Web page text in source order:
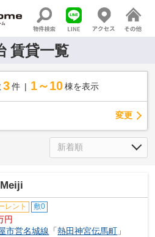
賃貸一覧
3 件 1～10 棟を表示
変更
レント 敷0
円
市営名城線 「熱田神宮伝馬町 」